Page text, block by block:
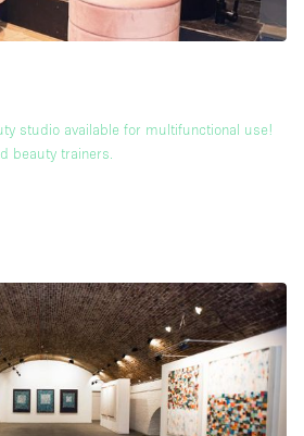
studio available for multifunctional use!
beauty trainers.